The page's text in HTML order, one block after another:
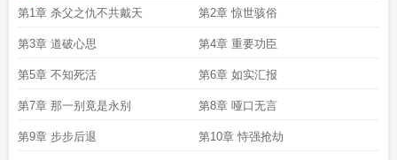
第1章 杀父之仇不共戴天 第2章 惊世骇俗
第3章 道破心思 第4章 重要功臣
第5章 不知死活 第6章 如实汇报
第7章 那一别竟是永别 第8章 哑口无言
第9章 步步后退 第10章 恃强抢劫